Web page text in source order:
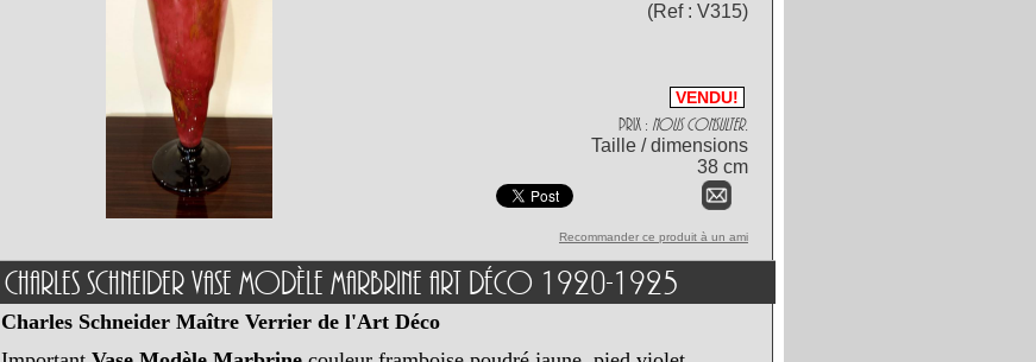
(Ref : V315)
VENDU!
Prix : Nous consulter.
Taille / dimensions
38 cm
Recommander ce produit à un ami
Charles Schneider Vase Modèle Marbrine Art Déco 1920-1925
Charles Schneider Maître Verrier de l'Art Déco